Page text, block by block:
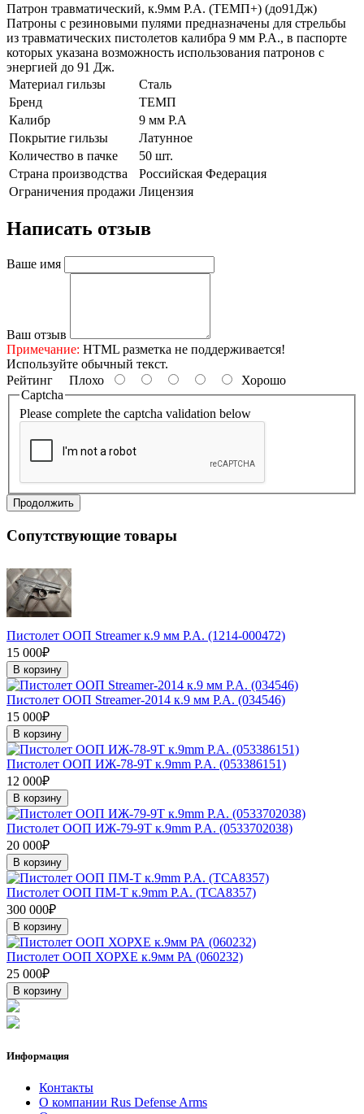
Патрон травматический, к.9мм Р.А. (ТЕМП+) (до91Дж)
Патроны с резиновыми пулями предназначены для стрельбы
из травматических пистолетов калибра 9 мм Р.А., в паспорте
которых указана возможность использования патронов с
энергией до 91 Дж.
Материал гильзы
Сталь
Бренд
ТЕМП
Калибр
9 мм Р.А
Покрытие гильзы
Латунное
Количество в пачке
50 шт.
Страна производства
Российская Федерация
Ограничения продажи Лицензия
Написать отзыв
Ваше имя
Ваш отзыв
Примечание: HTML разметка не поддерживается!
Используйте обычный текст.
Рейтинг Плохо
Хорошо
Captcha
Please complete the captcha validation below
Продолжить
Сопутствующие товары
Пистолет ООП Streamer к.9 мм Р.А. (1214-000472)
15 000₽
В корзину
Пистолет ООП Streamer-2014 к.9 мм Р.А. (034546)
15 000₽
В корзину
Пистолет ООП ИЖ-78-9Т к.9mm P.A. (053386151)
12 000₽
В корзину
Пистолет ООП ИЖ-79-9Т к.9mm P.A. (0533702038)
20 000₽
В корзину
Пистолет ООП ПМ-Т к.9mm P.A. (ТСА8357)
300 000₽
В корзину
Пистолет ООП ХОРХЕ к.9мм РА (060232)
25 000₽
В корзину
Информация
Контакты
О компании Rus Defense Arms